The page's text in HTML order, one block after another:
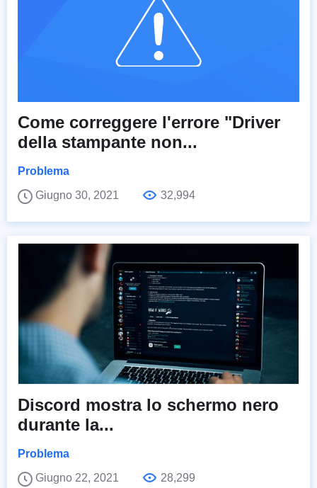
Come correggere l'errore "Driver
della stampante non...
Problema
Giugno 30, 2021
32,994
Discord mostra lo schermo nero
durante la...
Problema
Giugno 22, 2021
28,299